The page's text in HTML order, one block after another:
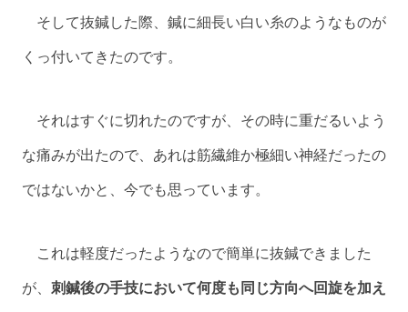
そして抜鍼した際、鍼に細長い白い糸のようなものが
くっ付いてきたのです。
それはすぐに切れたのですが、その時に重だるいよう
な痛みが出たので、あれは筋繊維か極細い神経だったの
ではないかと、今でも思っています。
これは軽度だったようなので簡単に抜鍼できました
が、 刺鍼後の手技において何度も同じ方向へ回旋を加え